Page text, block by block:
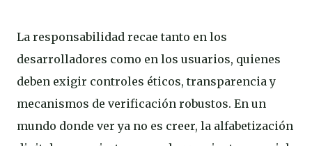
La responsabilidad recae tanto en los
desarrolladores como en los usuarios, quienes
deben exigir controles éticos, transparencia y
mecanismos de verificación robustos. En un
mundo donde ver ya no es creer, la alfabetización